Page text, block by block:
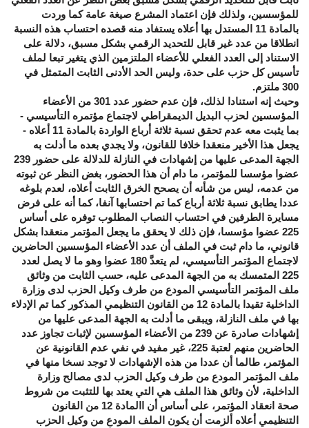
للمؤسسين، ولذلك فإن اعتماد المشرع صيغة عامة كما وردت
بالمادة 11 المستدل بها أعلاه يستفاد منه قصده احتساب هذه النسبة
انطلاقا من عدد غير قابل للتحديد الرقمي بشكل مسبق، دلالة على
الاستناد إلى العدد الفعلي للأعضاء الملتزمين الذي يتغير تبعا لملف
تأسيس كل حزب على حدة، وليس الحد الأدنى الثابت المتمثل في
300 ملتزم.
وحيث إنه استنادا لذلك، فإن عدم حضور عدد 301 من الأعضاء
المؤسسين لحزب البديل الديمقراطي لاجتماع مؤتمره التأسيسي -
بما يثبت معه عدم تحقق نسبة ثلاثة أرباع الواردة بالمادة 11 أعلاه -
يجعل هذا الأخير منعقدا خلافا للقانون، ولا يجدي بعده ما أدلت به
الجهة المدعى عليها من إشهادات في النازلة للدلالة على حضور 239
عضوا مؤسسا للمؤتمر، ما دام أن هذا الحضور، بغض النظر عن ثبوته
من عدمه، ليس من شأنه أن يصحح الخرق الثابت أعلاه، لعدم بلوغه
عددا يطابق نسبة ثلاثة أرباع كما تم احتسابها آنفا، كما أنه على فرض
مسايرة الطرفين في احتساب النصاب المطلوب توفره على أساس
225 عضوا مؤسسا، فإن ذلك لا يحقق ما يجعل المؤتمر منعقدا بشكل
قانوني، ما دام ثبت في الملف أن عدد الأعضاء المؤسسين الحاضرين
لاجتماع المؤتمر التأسيسي، لم يتعدَّ 180 عضوا وهو ما لا يصل لعدد
225 المتمسك به من الجهة المدعى عليه، حسب الثابت من وثائق
ملف المؤتمر التأسيسي المودع من طرف وكيل الحزب لدى وزارة
الداخلية تقيدا بالمادة 12 من القانون التنظيمي المذكور كما تم الإدلاء
بها في ملف النازلة، ويبقى ما أدلت به الجهة المدعى عليها من
إشهادات صادرة عن 239 من الأعضاء المؤسسين لإثبات تجاوز عدد
الحاضرين منهم لعتبة 225، غير مفيد في نفي عدم القانونية عن
المؤتمر، طالما أن عددا من هذه الإشهادات لا توجد نسخا منها في
ملف المؤتمر المودع من طرف وكيل الحزب لدى مصالح وزارة
الداخلية، لأن وثائق هذا الملف هي التي يعتد بها للتثبت من شروط
صحة انعقاد المؤتمر، على أساس أن االمادة 12 من القانون
التنظيمي أعلاه ألزمت أن يكون الملف المودع من وكيل الحزب